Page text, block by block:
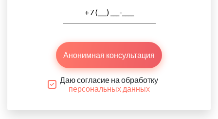
Анонимная консультация
Даю согласие на обработку
персональных данных